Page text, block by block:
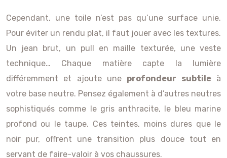
Cependant, une toile n’est pas qu’une surface unie.
Pour éviter un rendu plat, il faut jouer avec les textures.
Un jean brut, un pull en maille texturée, une veste
technique… Chaque matière capte la lumière
différemment et ajoute une profondeur subtileà
votre base neutre. Pensez également à d’autres neutres
sophistiqués comme le gris anthracite, le bleu marine
profond ou le taupe. Ces teintes, moins dures que le
noir pur, offrent une transition plus douce tout en
servant de faire-valoir à vos chaussures.